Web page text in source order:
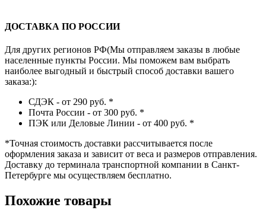
ДОСТАВКА ПО РОССИИ
Для других регионов РФ(Мы отправляем заказы в любые
населенные пункты России. Мы поможем вам выбрать
наиболее выгодный и быстрый способ доставки вашего
заказа:):
СДЭК - от 290 руб. *
Почта России - от 300 руб. *
ПЭК или Деловые Линии - от 400 руб. *
*Точная стоимость доставки рассчитывается после
оформления заказа и зависит от веса и размеров отправления.
Доставку до терминала транспортной компании в Санкт-
Петербурге мы осуществляем бесплатно.
Похожие товары